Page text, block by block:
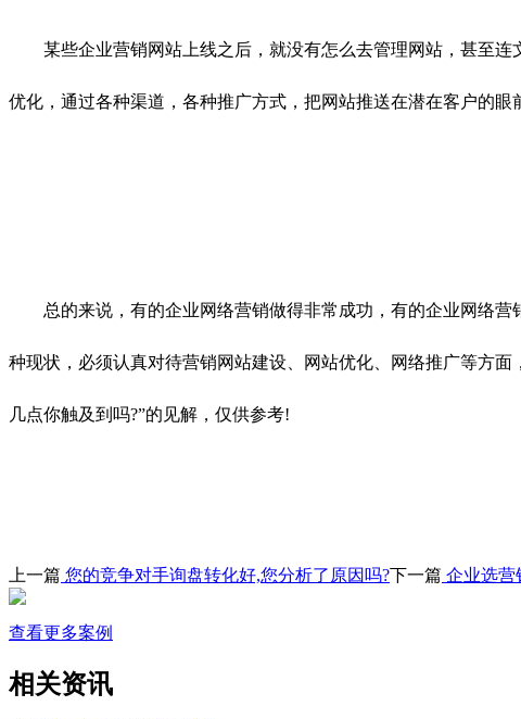
某些企业营销网站上线之后，就没有怎么去管理网站，甚至连
优化，通过各种渠道，各种推广方式，把网站推送在潜在客户的
总的来说，有的企业网络营销做得非常成功，有的企业网络营
种现状，必须认真对待营销网站建设、网站优化、网络推广等方面
几点你触及到吗?”的见解，仅供参考!
上一篇 您的竞争对手询盘转化好,您分析了原因吗?下一篇 企业选营
查看更多案例
相关资讯